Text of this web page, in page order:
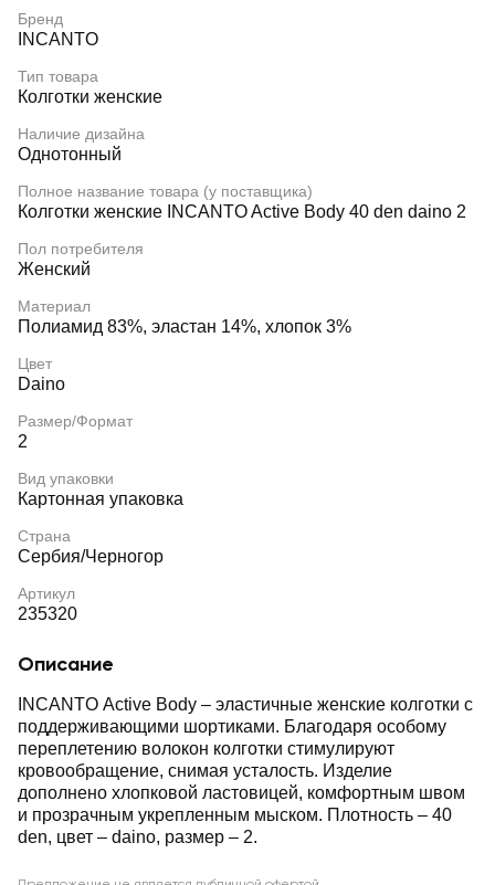
Бренд
INCANTO
Тип товара
Колготки женские
Наличие дизайна
Однотонный
Полное название товара (у поставщика)
Колготки женские INCANTO Active Body 40 den daino 2
Пол потребителя
Женский
Материал
Полиамид 83%, эластан 14%, хлопок 3%
Цвет
Daino
Размер/Формат
2
Вид упаковки
Картонная упаковка
Страна
Сербия/Черногор
Артикул
235320
Описание
INCANTO Active Body – эластичные женские колготки с
поддерживающими шортиками. Благодаря особому
переплетению волокон колготки стимулируют
кровообращение, снимая усталость. Изделие
дополнено хлопковой ластовицей, комфортным швом
и прозрачным укрепленным мыском. Плотность – 40
den, цвет – daino, размер – 2.